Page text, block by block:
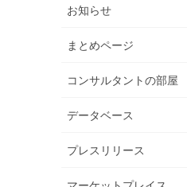
お知らせ
まとめページ
コンサルタントの部屋
データベース
プレスリリース